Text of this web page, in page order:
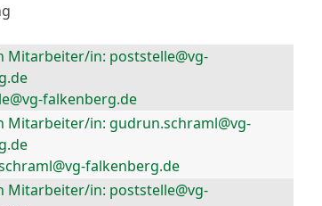
falkenberg.de
falkenberg.de